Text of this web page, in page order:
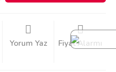
Yorum Yaz Fiyat Alarmı